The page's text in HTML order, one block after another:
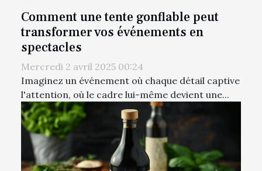
Comment une tente gonflable peut
transformer vos événements en
spectacles
Mercredi 2 avril 2025 00:24
Imaginez un événement où chaque détail captive
l'attention, où le cadre lui-même devient une...